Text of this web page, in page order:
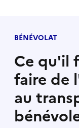
BÉNÉVOLAT
Ce qu'il
faire de
au